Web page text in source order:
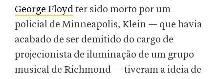
George Floydter sido morto por um
policial de Minneapolis, Klein — que havia
acabado de ser demitido do cargo de
projecionista de iluminação de um grupo
musical de Richmond — tiveram a ideia de